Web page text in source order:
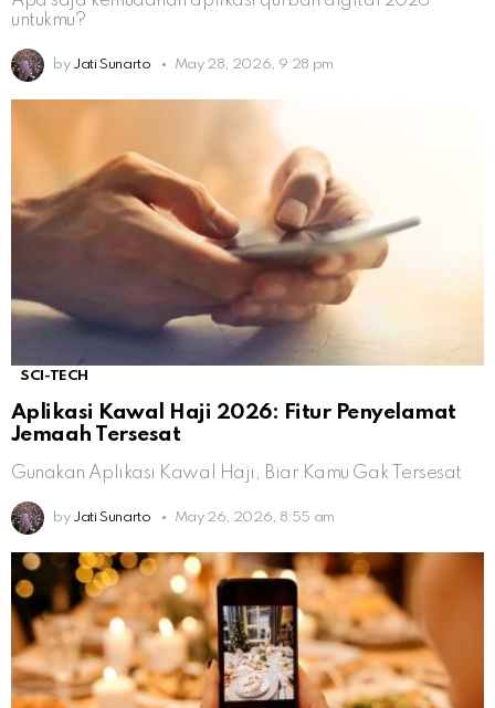
untukmu?
by Jati Sunarto May 28, 2026, 9:28 pm
SCI-TECH
Aplikasi Kawal Haji 2026: Fitur Penyelamat
Jemaah Tersesat
Gunakan Aplikasi Kawal Haji, Biar Kamu Gak Tersesat
by Jati Sunarto May 26, 2026, 8:55 am